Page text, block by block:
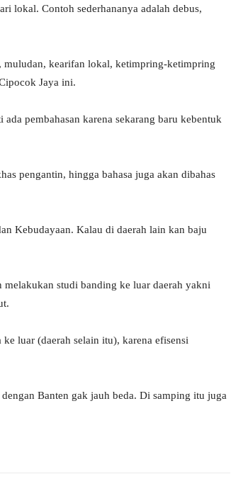
lokal. Contoh sederhananya adalah debus,
muludan, kearifan lokal, ketimpring-ketimpring
Jaya ini.
pembahasan karena sekarang baru kebentuk
pengantin, hingga bahasa juga akan dibahas
Kebudayaan. Kalau di daerah lain kan baju
melakukan studi banding ke luar daerah yakni
luar (daerah selain itu), karena efisensi
Banten gak jauh beda. Di samping itu juga